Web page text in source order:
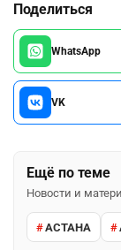
Поделиться
WhatsApp
VK
Ещё по теме
Новости и
АСТАНА